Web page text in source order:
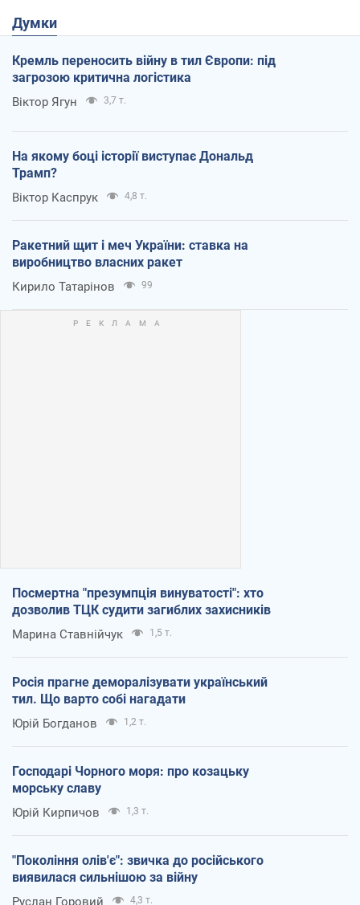
Думки
Кремль переносить війну в тил Європи: під
загрозою критична логістика
Віктор Ягун 3,7 т.
На якому боці історії виступає Дональд
Трамп?
Віктор Каспрук 4,8 т.
Ракетний щит і меч України: ставка на
виробництво власних ракет
Кирило Татарінов 99
Посмертна "презумпція винуватості": хто
дозволив ТЦК судити загиблих захисників
Марина Ставнійчук 1,5 т.
Росія прагне деморалізувати український
тил. Що варто собі нагадати
Юрій Богданов 1,2 т.
Господарі Чорного моря: про козацьку
морську славу
Юрій Кирпичов 1,3 т.
"Покоління олів'є": звичка до російського
виявилася сильнішою за війну
Руслан Горовий 4,3 т.